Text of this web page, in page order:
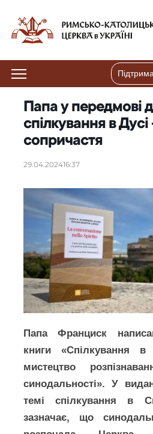
Папа у передмові
спілкування в
сопричастя
29.04.202416:37
Папа Франциск
книги «Спілкування
мистецтво
синодальності». У
темі спілкування в
зазначає, що